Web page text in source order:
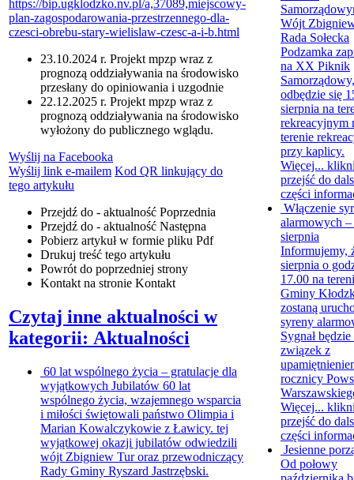
https://bip.ugklodzko.nv.pl/a,37089,miejscowy-
plan-zagospodarowania-przestrzennego-dla-
czesci-obrebu-stary-wielislaw-czesc-a-i-b.html
23.10.2024 r. Projekt mpzp wraz z
prognozą oddziaływania na środowisko
przesłany do opiniowania i uzgodnie
22.12.2025 r. Projekt mpzp wraz z
prognozą oddziaływania na środowisko
wyłożony do publicznego wglądu.
Wyślij na Facebooka
Wyślij link e-mailem Kod QR linkujący do
tego artykułu
Przejdź do - aktualność Poprzednia
Przejdź do - aktualność Następna
Pobierz artykuł w formie pliku Pdf
Drukuj treść tego artykułu
Powrót do poprzedniej strony
Kontakt na stronie Kontakt
Czytaj inne aktualności w
kategorii: Aktualności
60 lat wspólnego życia – gratulacje dla
wyjątkowych Jubilatów 60 lat
wspólnego życia, wzajemnego wsparcia
i miłości świętowali państwo Olimpia i
Marian Kowalczykowie z Ławicy. tej
wyjątkowej okazji jubilatów odwiedzili
wójt Zbigniew Tur oraz przewodniczący
Rady Gminy Ryszard Jastrzębski.
Wójt
Rada Sołecka
Podzamka
na XX Piknik
odbędzie się
sierpnia na
rekreacyjnym
terenie
przy kaplicy.
Więcej...
przejść do
części
Włączenie
alarmowych –
sierpnia
Informujemy,
sierpnia o
17.00 na
Gminy
zostaną
syreny
Sygnał
związek z
rocznicy
Więcej...
przejść do
części
Jesienne
Od połowy